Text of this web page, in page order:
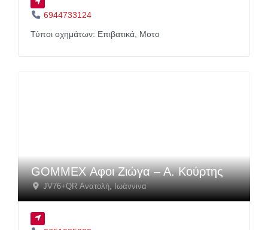
6944733124
Τύποι οχημάτων: Επιβατικά, Μοτο
GOMMEX Αφοι Ζιώγα – Α. Κούρτης
JV76+QR Ανατολή,Ιωάννινα